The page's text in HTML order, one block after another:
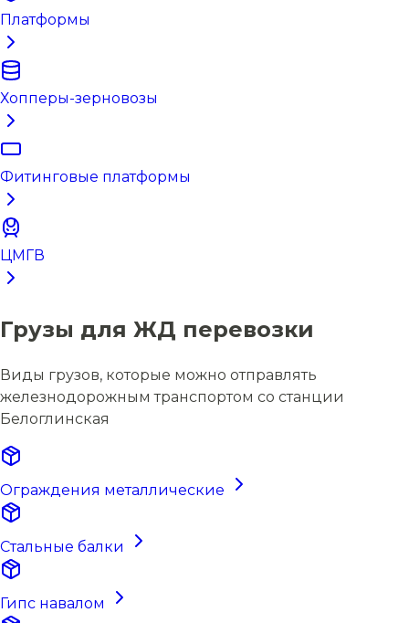
Платформы
Хопперы-зерновозы
Фитинговые платформы
ЦМГВ
Грузы для ЖД перевозки
Виды грузов, которые можно отправлять
железнодорожным транспортом со станции
Белоглинская
Ограждения металлические
Стальные балки
Гипс навалом